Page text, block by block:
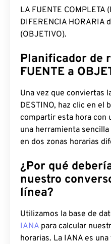
LA FUENTE COMPLETA
DIFERENCIA HORARIA
(OBJETIVO).
Planificador de
FUENTE a
Una vez que conviertas
DESTINO, haz clic en el
compartir esta hora con
una herramienta
en dos zonas horarias
¿Por qué
nuestro
línea?
Utilizamos la base de
IANA para calcular
horarias. La IANA es